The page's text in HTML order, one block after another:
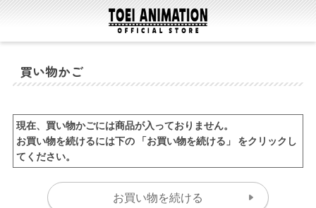
買い物かご
現在、買い物かごには商品が入っておりません。
お買い物を続けるには下の 「お買い物を続ける」 をクリックし
てください。